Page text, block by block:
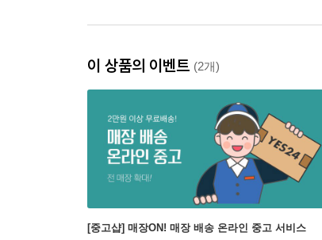
이 상품의 이벤트 (2개)
[중고샵] 매장ON! 매장 배송 온라인 중고 서비스